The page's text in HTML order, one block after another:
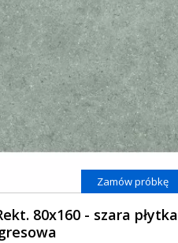
Zamów próbkę
80x160 - szara płytka
gresowa